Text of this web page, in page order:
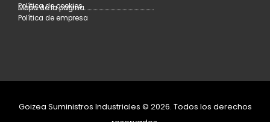
Política de cookies
Política de empresa
Mapa de la página
Goizea Suministros Industriales © 2026. Todos los derechos